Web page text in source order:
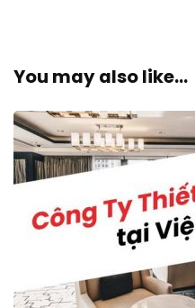
You may also like...